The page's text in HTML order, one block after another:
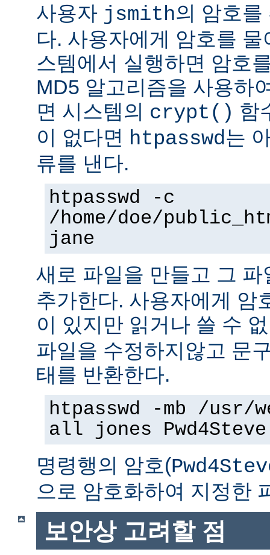
사용자 jsmith의 암호를
다. 사용자에게 암호를
스템에서 실행하면 암호
MD5 알고리즘을 사용하
면 시스템의 crypt() 함
이 없다면 htpasswd는
류를 낸다.
htpasswd -c
/home/doe/
jane
새로 파일을 만들고 그
추가한다. 사용자에게 암
이 있지만 읽거나 쓸 수
파일을 수정하지않고 문
태를 반환한다.
htpasswd -mb /usr/
all jones Pwd4Steve
명령행의 암호(
으로 암호화하여 지정한
보안상 고려할 점